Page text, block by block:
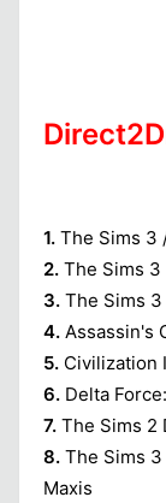
1. The Sims 3
2. The Sims 3
3. The Sims
4. Assassin's
5. Civilization
6. Delta
7. The Sims 2
8. The Sims
Maxis